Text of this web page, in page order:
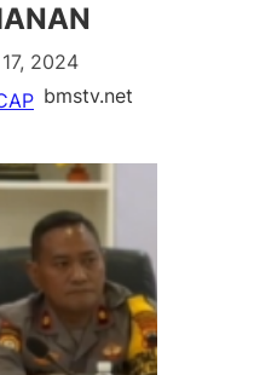
2024
bmstv.net